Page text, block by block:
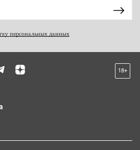
персональных данных
18+